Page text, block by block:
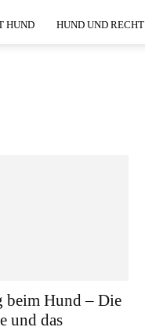
HUND HUND UND RECHT
beim Hund – Die
und das